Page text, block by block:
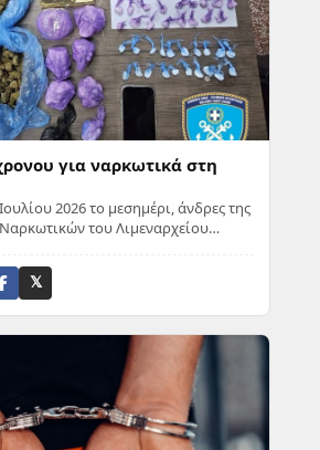
για ναρκωτικά στη
2026 το μεσημέρι, άνδρες της
του Λιμεναρχείου
𝕏